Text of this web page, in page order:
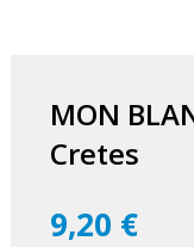
MON
Cretes
9,20 €